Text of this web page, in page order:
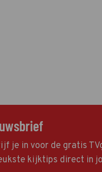
je in voor de gratis
kijktips direct in